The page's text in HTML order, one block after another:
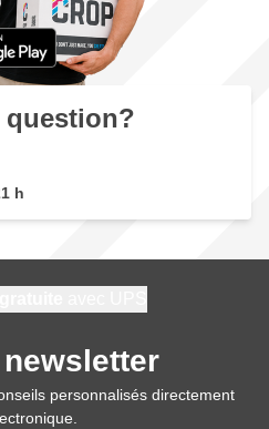
question?
h
personnalisés directement